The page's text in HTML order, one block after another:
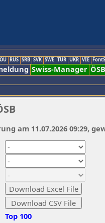
RUS SRB SVK SWE TUR UKR VIE
Swiss-Manager ÖSB
Top 100
am 11.07.2026 09:29,